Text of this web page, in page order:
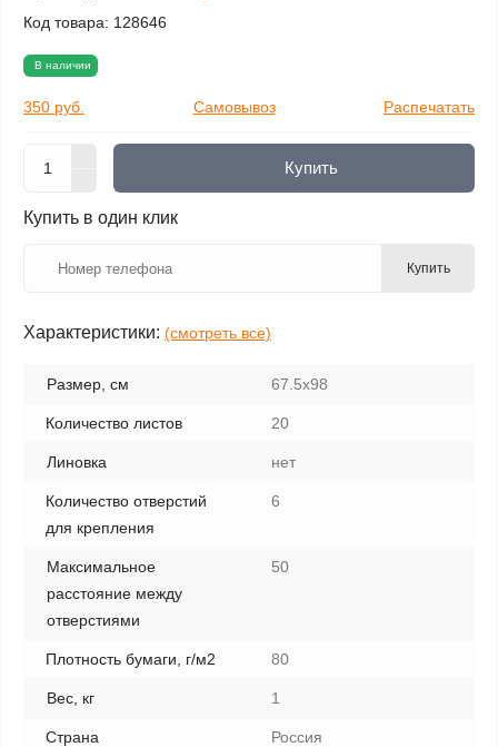
Код товара: 128646
В наличии
350 руб. Самовывоз Распечатать
Купить
Купить в один клик
Купить
Характеристики: (смотреть все)
Размер, см 67.5х98
Количество листов 20
Линовка нет
Количество отверстий
для крепления
6
Максимальное
расстояние между
отверстиями
50
Плотность бумаги, г/м2 80
Вес, кг 1
Страна Россия